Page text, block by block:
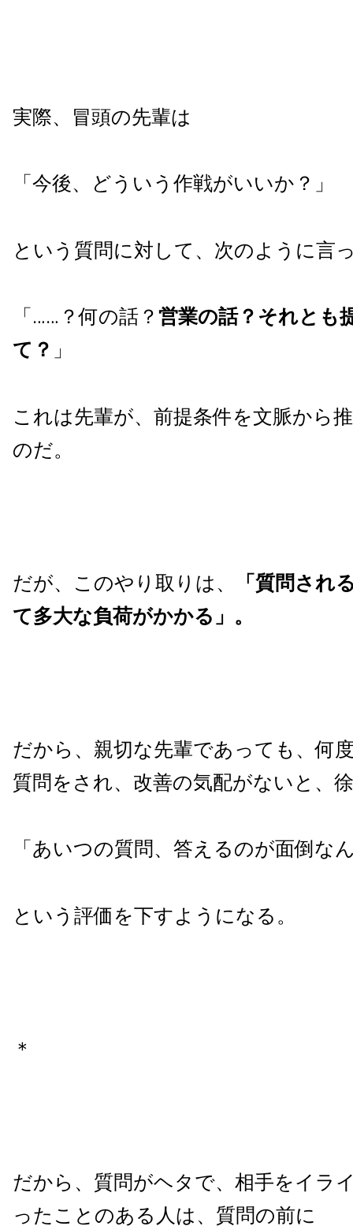
実際、冒頭の先輩は
「今後、どういう作戦がいいか？」
という質問に対して、次のように言
「……？何の話？ 営業の話？それとも
て？ 」
これは先輩が、前提条件を文脈から
のだ。
だが、このやり取りは、
「質問され
て多大な負荷がかかる」。
だから、親切な先輩であっても、何
質問をされ、改善の気配がないと、
「あいつの質問、答えるのが面倒な
という評価を下すようになる。
＊
だから、質問がヘタで、相手をイラ
ったことのある人は、質問の前に